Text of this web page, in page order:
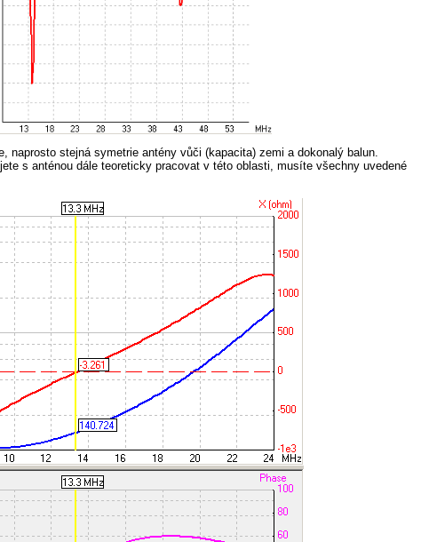
naprosto stejná symetrie antény vůči (kapacita) zemi a dokonalý balun.
s anténou dále teoreticky pracovat v této oblasti, musíte všechny uvedené